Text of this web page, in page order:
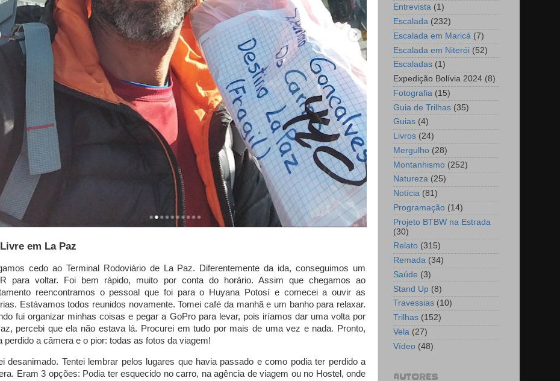
em La Paz
cedo ao Terminal Rodoviário de La Paz. Diferentemente da ida, conseguimos um
para voltar. Foi bem rápido, muito por conta do horário. Assim que chegamos ao
reencontramos o pessoal que foi para o Huyana Potosí e comecei a ouvir as
Estávamos todos reunidos novamente. Tomei café da manhã e um banho para relaxar.
fui organizar minhas coisas e pegar a GoPro para levar, pois iríamos dar uma volta por
percebi que ela não estava lá. Procurei em tudo por mais de uma vez e nada. Pronto,
perdido a câmera e o pior: todas as fotos da viagem!
desanimado. Tentei lembrar pelos lugares que havia passado e como podia ter perdido a
Eram 3 opções: Podia ter esquecido no carro, na agência de viagem ou no Hostel, onde
Entrevista (1)
Escalada (232)
Escalada em Maricá (7)
Escalada em Niterói (52)
Escaladas (1)
Expedição Bolívia 2024 (8)
Fotografia (15)
Guia de Trilhas (35)
Guias (4)
Livros (24)
Mergulho (28)
Montanhismo (252)
Natureza (25)
Notícia (81)
Programação (14)
Projeto BTBW na Estrada
(30)
Relato (315)
Remada (34)
Saúde (3)
Stand Up (8)
Travessias (10)
Trilhas (152)
Vela (27)
Vídeo (48)
AUTORES